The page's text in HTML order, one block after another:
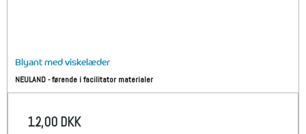
Blyant med viskelæder
NEULAND - førende i facilitator materialer
12,00 DKK